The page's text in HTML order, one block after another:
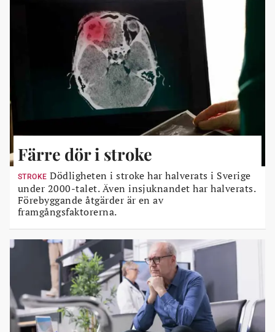
Färre dör i stroke
STROKE Dödligheten i stroke har halverats i Sverige
under 2000-talet. Även insjuknandet har halverats.
Förebyggande åtgärder är en av
framgångsfaktorerna.